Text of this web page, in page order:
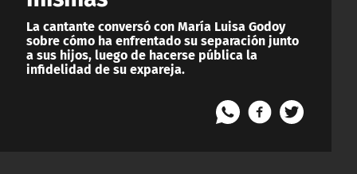
La cantante conversó con María Luisa Godoy
sobre cómo ha enfrentado su separación junto
a sus hijos, luego de hacerse pública la
infidelidad de su expareja.